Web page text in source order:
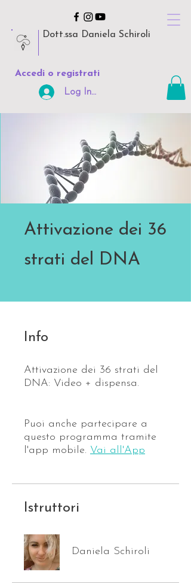
Dott.ssa Daniela Schiroli
Accedi o registrati
Log In Area Riservata
Attivazione dei 36
strati del DNA
Info
Attivazione dei 36 strati del
DNA: Video + dispensa.
Puoi anche partecipare a
questo programma tramite
l'app mobile. Vai all'App
Istruttori
Daniela Schiroli